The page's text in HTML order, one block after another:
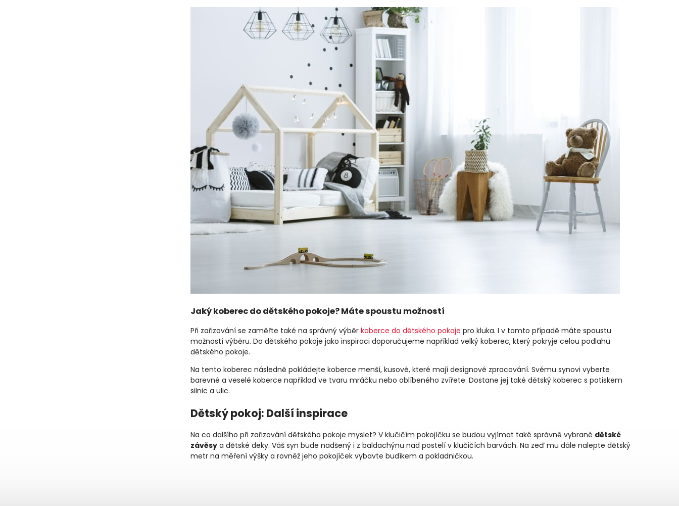
Jaký koberec do dětského pokoje? Máte spoustu možností
Při zařizování se zaměřte také na správný výběr koberce do dětského pokoje pro kluka. I v tomto případě máte spoustu
možností výběru. Do dětského pokoje jako inspiraci doporučujeme například velký koberec, který pokryje celou podlahu
dětského pokoje.
Na tento koberec následně pokládejte koberce menší, kusové, které mají designové zpracování. Svému synovi vyberte
barevné a veselé koberce například ve tvaru mráčku nebo oblíbeného zvířete. Dostane jej také dětský koberec s potiskem
silnic a ulic.
Dětský pokoj: Další inspirace
Na co dalšího při zařizování dětského pokoje myslet? V klučičím pokojíčku se budou vyjímat také správně vybrané dětské
závěsy a dětské deky. Váš syn bude nadšený i z baldachýnu nad postelí v klučičích barvách. Na zeď mu dále nalepte dětský
metr na měření výšky a rovněž jeho pokojíček vybavte budíkem a pokladničkou.